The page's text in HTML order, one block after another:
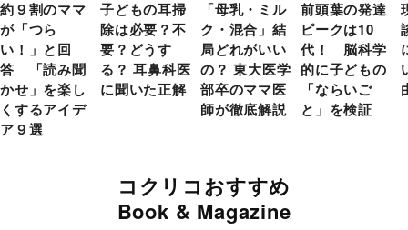
約９割のママ
が「つら
い！」と回
答 「読み聞
かせ」を楽し
くするアイデ
ア９選
子どもの耳掃
除は必要？不
要？どうす
る？ 耳鼻科医
に聞いた正解
「母乳・ミル
ク・混合」結
局どれがいい
の？ 東大医学
部卒のママ医
師が徹底解説
前頭葉の発達
ピークは10
代！ 脳科学
的に子どもの
「ならいご
と」を検証
コクリコおすすめ
Book & Magazine